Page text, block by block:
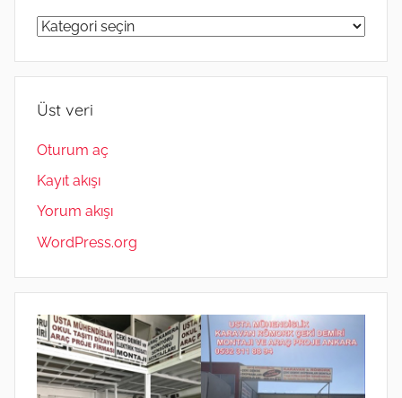
USTA
05323118894
Üst veri
Oturum aç
Kayıt akışı
Yorum akışı
WordPress.org